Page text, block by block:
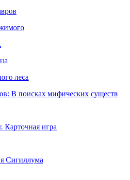
леса
В поисках мифических существ
Карточная игра
Сигиллума